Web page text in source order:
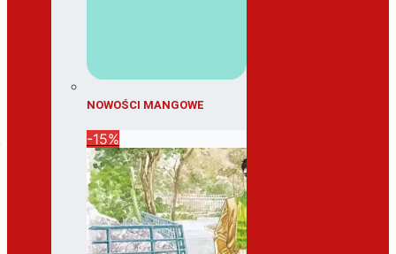
NOWOŚCI MANGOWE
-15%